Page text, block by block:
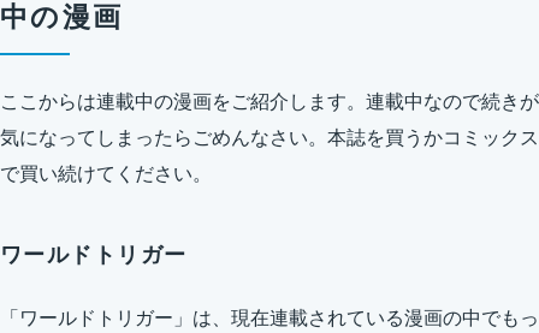
中の漫画
ここからは連載中の漫画をご紹介します。連載中なので続きが
気になってしまったらごめんなさい。本誌を買うかコミックス
で買い続けてください。
ワールドトリガー
「ワールドトリガー」は、現在連載されている漫画の中でもっ